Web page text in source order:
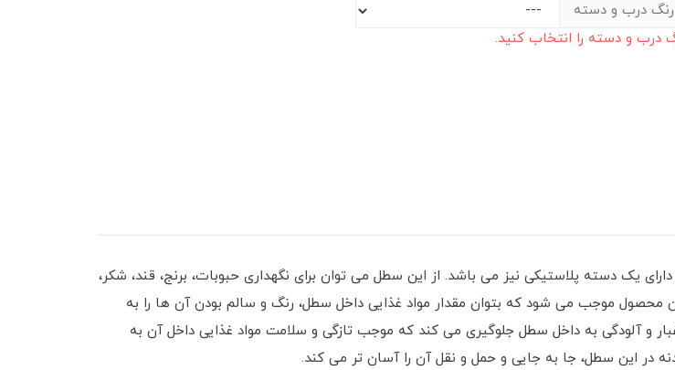
رنگ درب و دسته
درب و دسته را انتخاب کنید.
یک دسته پلاستیکی نیز می باشد. از این سطل می توان برای نگهداری حبوبات، برنج، قند، شکر،
محصول موجب می شود که بتوان مقدار مواد غذایی داخل سطل، رنگ و سالم بودن آن ها را به
و آلودگی به داخل سطل جلوگیری می کند که موجب تازگی و سلامت مواد غذایی داخل آن به
در این سطل، جا به جایی و حمل و نقل آن را آسان تر می کند.